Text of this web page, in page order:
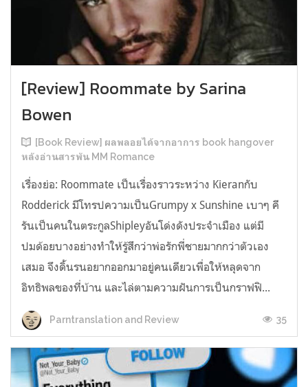
[Review] Roommate by Sarina
Bowen
[Book Review] ผลพลอยได้จากอาการ book hangover
หลังอ่านสารพัน MM Romance
เรื่องย่อ: Roommate เป็นเรื่องราวระหว่าง Kieranกับ
Rodderick มีโทรปความเป็นGrumpy x Sunshine เบาๆ คี
รันเป็นคนในตระกูลShipleyอันโด่งดังประจำเมือง แต่มี
ปมด้อยบางอย่างทำให้รู้สึกว่าพ่อรักพี่ชายมากกว่าตัวเอง
เสมอ จึงดิ้นรนอยากออกมาอยู่คนเดียวเพื่อให้หลุดจาก
อิทธิพลของที่บ้าน และไล่ตามความฝันการเป็นกราฟฟิ...
Parntranslation and Review 35